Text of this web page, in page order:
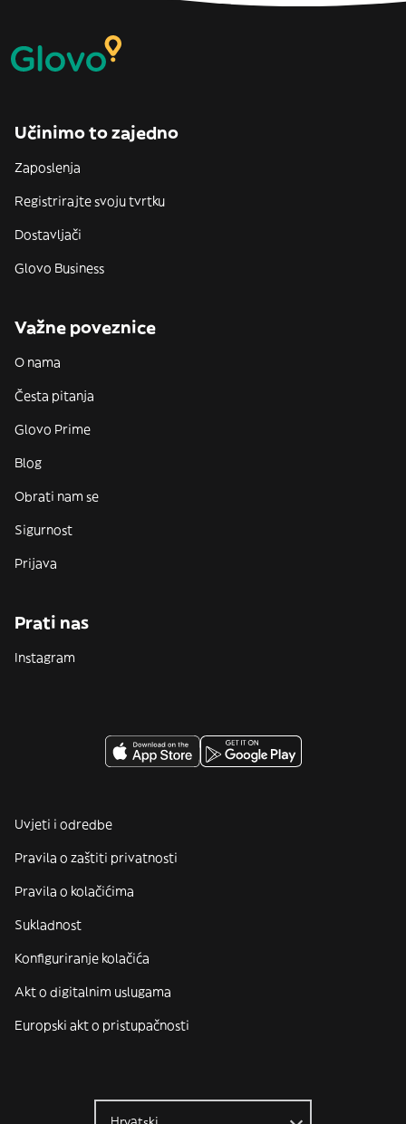
Učinimo to zajedno
Zaposlenja
Registrirajte svoju tvrtku
Dostavljači
Glovo Business
Važne poveznice
O nama
Česta pitanja
Glovo Prime
Blog
Obrati nam se
Sigurnost
Prijava
Prati nas
Instagram
Uvjeti i odredbe
Pravila o zaštiti privatnosti
Pravila o kolačićima
Sukladnost
Konfiguriranje kolačića
Akt o digitalnim uslugama
Europski akt o pristupačnosti